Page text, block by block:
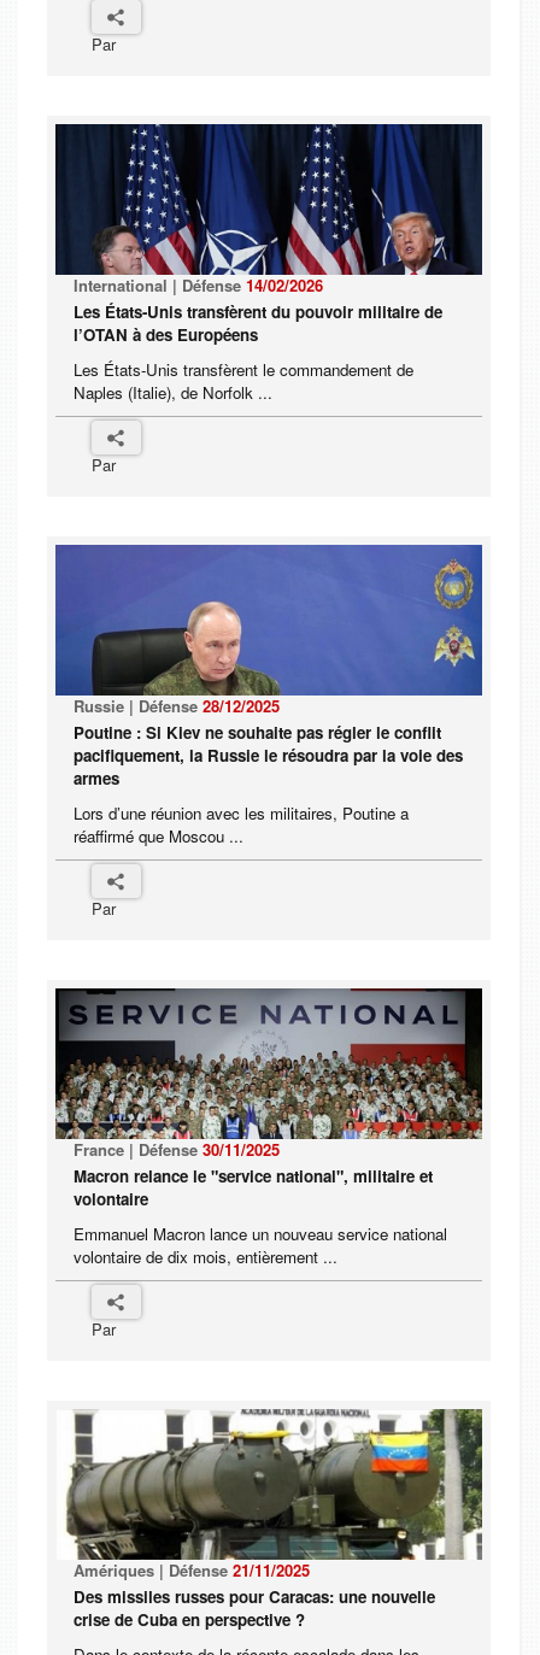
Par
International | Défense 14/02/2026
Les États-Unis transfèrent du pouvoir militaire de
l’OTAN à des Européens
Les États-Unis transfèrent le commandement de
Naples (Italie), de Norfolk ...
Par
Russie | Défense 28/12/2025
Poutine : Si Kiev ne souhaite pas régler le conflit
pacifiquement, la Russie le résoudra par la voie des
armes
Lors d’une réunion avec les militaires, Poutine a
réaffirmé que Moscou ...
Par
France | Défense 30/11/2025
Macron relance le "service national", militaire et
volontaire
Emmanuel Macron lance un nouveau service national
volontaire de dix mois, entièrement ...
Par
Amériques | Défense 21/11/2025
Des missiles russes pour Caracas: une nouvelle
crise de Cuba en perspective ?